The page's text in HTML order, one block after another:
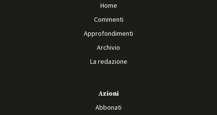
Home
Commenti
Approfondimenti
Archivio
La redazione
Azioni
Abbonati